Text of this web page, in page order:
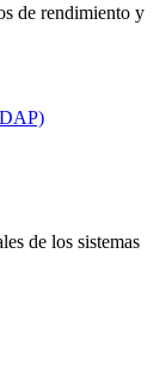
de rendimiento y
de los sistemas